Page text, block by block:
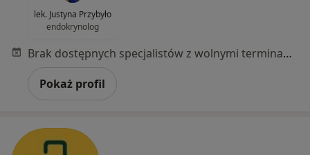
lek. Justyna Przybyło
endokrynolog
Brak dostępnych specjalistów z wolnymi terminami w tym centrum medycznym.
Pokaż profil